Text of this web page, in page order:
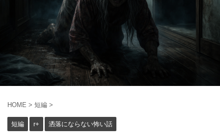
HOME > 短編 >
短編 r+ 洒落にならない怖い話